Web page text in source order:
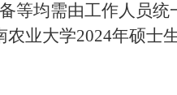
等均需由工作人员
农业大学2024年硕士